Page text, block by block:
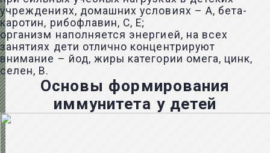
учреждениях, домашних условиях – A, бета-
каротин, рибофлавин, C, E;
организм наполняется энергией, на всех
занятиях дети отлично концентрируют
внимание – йод, жиры категории омега, цинк,
селен, B.
Основы формирования
иммунитета у детей